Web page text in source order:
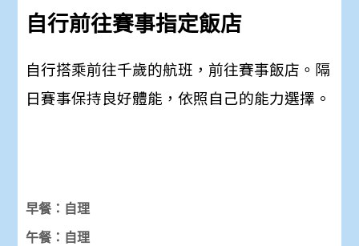
自行前往賽事指定飯店
自行搭乘前往千歲的航班，前往賽事飯店。 隔
日賽事保持良好體能，依照自己的能力選擇。
早餐：自理
午餐：自理